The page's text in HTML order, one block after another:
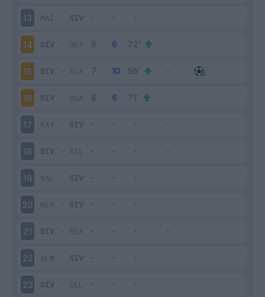
13 MAI - SIV
14 SIV - GET
15 SIV - ALA
16 SIV - OSA
17 RAY - SIV
18 SIV - ATL
19 VAL - SIV
20 REA - SIV
21 SIV - REA
22 ALM - SIV
23 SIV - CEL